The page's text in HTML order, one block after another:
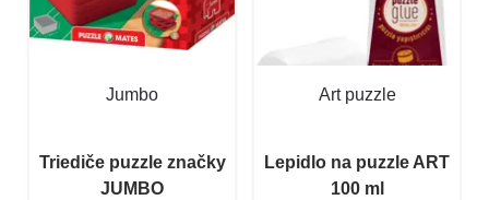
Jumbo
Triediče puzzle značky
JUMBO
Art puzzle
Lepidlo na puzzle ART
100 ml